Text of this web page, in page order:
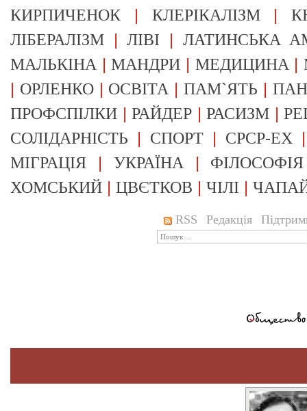
КИРПИЧЕНОК | КЛЕРІКАЛІЗМ|
ЛІБЕРАЛІЗМ |ЛІВІ | ЛАТИНСЬКА
МАЛЬКІНА |МАНДРИ | МЕДИЦИНА |
| ОРЛЕНКО| ОСВІТА |ПАМ`ЯТЬ |
ПРОФСПІЛКИ |РАЙДЕР |РАСИЗМ |
СОЛІДАРНІСТЬ | СПОРТ | СРСР-EX
МІГРАЦІЯ | УКРАЇНА | ФІЛОСОФІЯ
ХОМСЬКИЙ | ЦВЄТКОВ | ЧІЛІ |
RSS Редакція